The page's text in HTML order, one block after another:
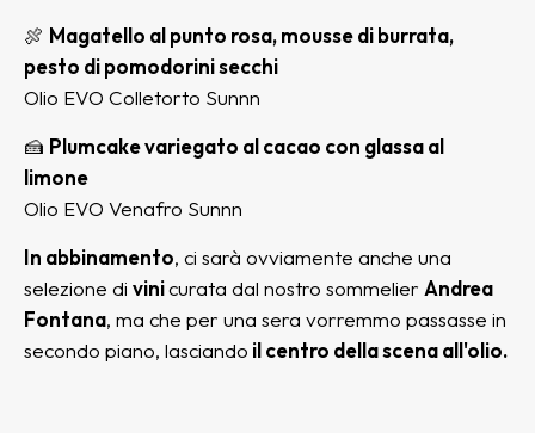
🍖 Magatello al punto rosa, mousse di burrata,
pesto di pomodorini secchi
Olio EVO Colletorto Sunnn
🍰 Plumcake variegato al cacao con glassa al
limone
Olio EVO Venafro Sunnn
In abbinamento, ci sarà ovviamente anche una
selezione di vinicurata dal nostro sommelier Andrea
Fontana, ma che per una sera vorremmo passasse in
secondo piano, lasciando il centro della scena all'olio.